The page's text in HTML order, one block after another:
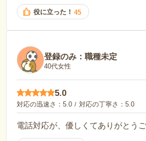
役に立った！ 45
登録のみ：職種未定
40代女性
5.0
対応の迅速さ 5.0 対応の丁寧さ 5.0
電話対応が、優しくてありがとうご